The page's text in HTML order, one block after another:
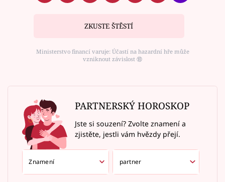
ZKUSTE ŠTĚSTÍ
Ministerstvo financí varuje: Účastí na hazardní hře může
vzniknout závislost ⑱
PARTNERSKÝ HOROSKOP
Jste si souzení? Zvolte znamení a
zjistěte, jestli vám hvězdy přejí.